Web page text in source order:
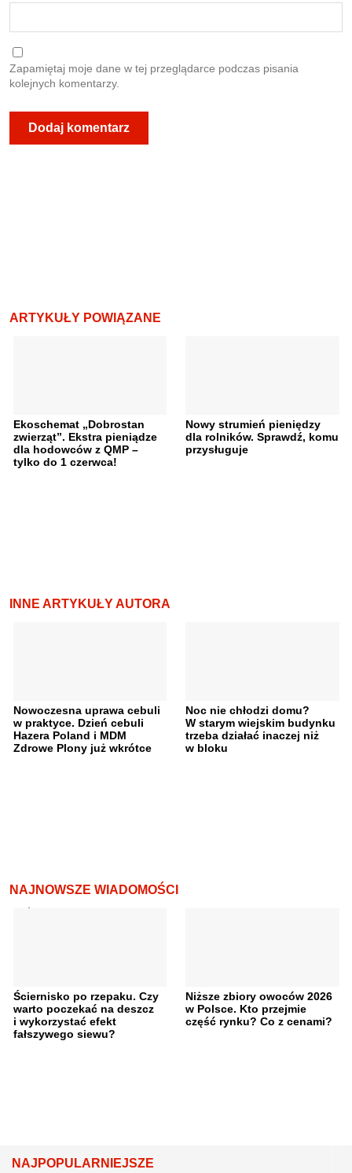
Zapamiętaj moje dane w tej przeglądarce podczas pisania
kolejnych komentarzy.
ARTYKUŁY POWIĄZANE
Ekoschemat „Dobrostan
zwierząt”. Ekstra pieniądze
dla hodowców z QMP –
tylko do 1 czerwca!
Nowy strumień pieniędzy
dla rolników. Sprawdź, komu
przysługuje
INNE ARTYKUŁY AUTORA
Nowoczesna uprawa cebuli
w praktyce. Dzień cebuli
Hazera Poland i MDM
Zdrowe Plony już wkrótce
Noc nie chłodzi domu?
W starym wiejskim budynku
trzeba działać inaczej niż
w bloku
NAJNOWSZE WIADOMOŚCI
Ściernisko po rzepaku. Czy
warto poczekać na deszcz
i wykorzystać efekt
fałszywego siewu?
Niższe zbiory owoców 2026
w Polsce. Kto przejmie
część rynku? Co z cenami?
NAJPOPULARNIEJSZE